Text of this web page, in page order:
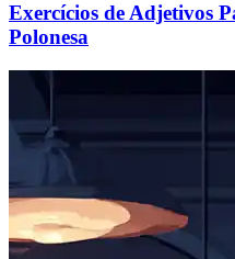
Exercícios de Adjetivos
Polonesa